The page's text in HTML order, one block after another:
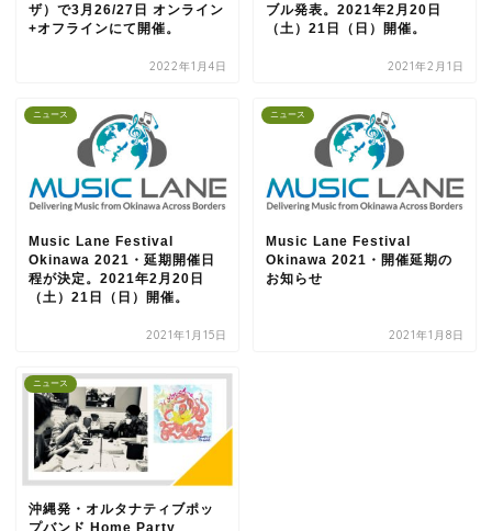
ザ）で3月26/27日 オンライン
+オフラインにて開催。
2022年1月4日
ブル発表。2021年2月20日
（土）21日（日）開催。
2021年2月1日
ニュース
Music Lane Festival
Okinawa 2021・延期開催日
程が決定。2021年2月20日
（土）21日（日）開催。
2021年1月15日
ニュース
Music Lane Festival
Okinawa 2021・開催延期の
お知らせ
2021年1月8日
ニュース
沖縄発・オルタナティブポッ